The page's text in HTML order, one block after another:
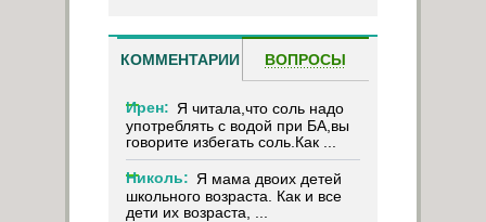
КОММЕНТАРИИ ВОПРОСЫ
Ирен: Я читала,что соль надо
употреблять с водой при БА,вы
говорите избегать соль.Как ...
Николь: Я мама двоих детей
школьного возраста. Как и все
дети их возраста, ...